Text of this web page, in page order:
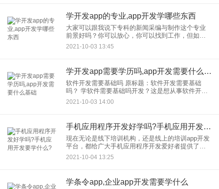
学开发app的专业,app开发学哪些东西
大家可以跟我说下专科的新闻采编与制作这个专业
前景好吗？你可以放心，你可以找到工作，但如果
不理想，可能就没有了。 也许现在回复你有点晚
了。 但是我可以告诉你，我现在是大二的学生，也
2021-10-03 13:45
学开发app需要学历吗,app开发需要什么基础
软件开发需要基础吗 原标题：软件开发需要基础
吗？ 学软件需要基础吗开发？这是想从事软件开发
的人担心的问题。他们担心他们不能学习或找工
作。下面我们来分析一下。 1.先说说我的看法。其
2021-10-03 14:00
手机应用程序开发好学吗?手机应用开发要学什么?
现在无论是线下培训机构，还是线上的培训app开发
平台，都给广大手机应用程序开发爱好者提供了诸
多学习的机会，而且有些平台的课程还是免费的。
那么手机应用开发要学什么？好学吗？
2021-10-04 13:25
学条令app,企业app开发需要学什么